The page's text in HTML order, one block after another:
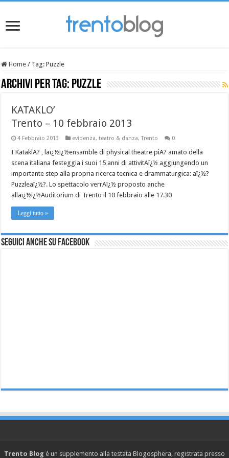
Home / Tag:Puzzle
Archivi per tag: Puzzle
KATAKLO’
Trento – 10 febbraio 2013
4 Febbraio 2013 evidenza,teatro & danza,Trento 0
I KataklA? , laï¿½ï¿½ensamble di physical theatre piA? amato della
scena italiana festeggia i suoi 15 anni di attivitAï¿½ aggiungendo un
importante step alla propria ricerca tecnica e drammaturgica: aï¿½?
Puzzleaï¿½?. Lo spettacolo verrAï¿½ proposto anche
allaï¿½ï¿½Auditorium di Trento il 10 febbraio alle 17.30
Leggi tutto »
Seguici anche su Facebook
Trento Blog è un supplemento alla testata Blogosphera, registrata presso